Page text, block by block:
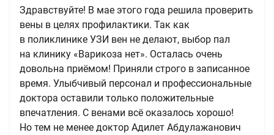
Здравствуйте! В мае этого года решила проверить
вены в целях профилактики. Так как
в поликлинике УЗИ вен не делают, выбор пал
на клинику «Варикоза нет». Осталась очень
довольна приёмом! Приняли строго в записанное
время. Улыбчивый персонал и профессиональные
доктора оставили только положительные
впечатления. С венами всё оказалось хорошо!
Но тем не менее доктор Адилет Абдулажанович